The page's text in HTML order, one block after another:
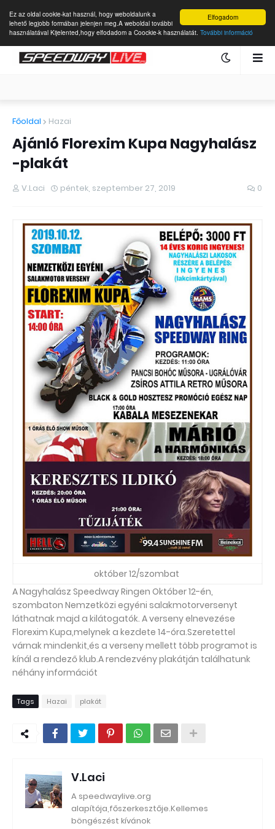
Elfogadom
Ez az oldal cookie-kat használ, hogy weboldalunk a
lehető legjobb formában jelenjen meg.A weboldal további
használatával Kijelented,hogy elfodadom a Coockie-k használatát. További információ
Főoldal Hazai
Ajánló Florexim Kupa Nagyhalász
-plakát
V.Laci péntek, szeptember 27, 2019 0
október 12/szombat
A Nagyhalász Speedway Ringen Október 12-én,
szombaton Nemzetközi egyéni salakmotorversenyt
láthatnak majd a kilátogatók. A verseny elnevezése
Florexim Kupa,melynek a kezdete 14-óra.Szeretettel
várnak mindenkit,és a verseny mellett több programot is
kínál a rendező klub.A rendezvény plakátján találhatunk
néhány információt
Tags Hazai plakát
V.Laci
A speedwaylive.org
alapítója,főszerkesztője.Kellemes
böngészést kívánok